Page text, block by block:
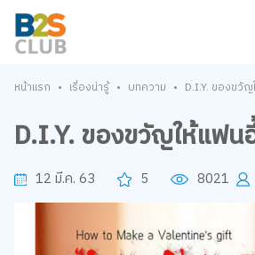
หน้าแรก • เรื่องน่ารู้ • บทความ • D.I.Y. ของขวั
D.I.Y. ของขวัญให้แฟน
12 มี.ค. 63 5 8021